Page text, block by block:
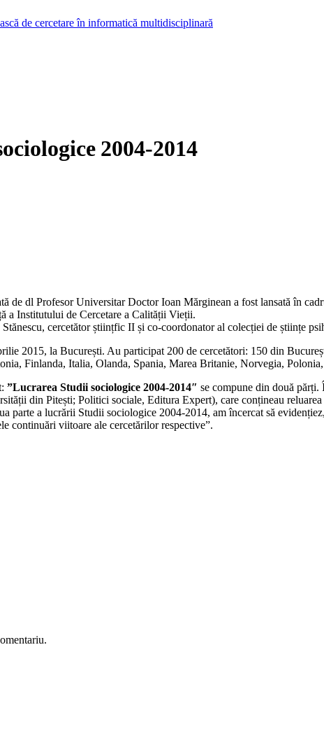
de cercetare în informatică multidisciplinară
2004-2014
de dl Profesor Universitar Doctor Ioan Mărginean a fost lansată în
a Institutului de Cercetare a Calității Vieții.
cercetător științfic II și co-coordonator al colecției de științe
2015, la București. Au participat 200 de cercetători: 150 din
Finlanda, Italia, Olanda, Spania, Marea Britanie, Norvegia,
”Lucrarea Studii sociologice 2004-2014″ se compune din două
din Pitești; Politici sociale, Editura Expert), care conțineau
parte a lucrării Studii sociologice 2004-2014, am încercat să
continuări viitoare ale cercetărilor respective”.